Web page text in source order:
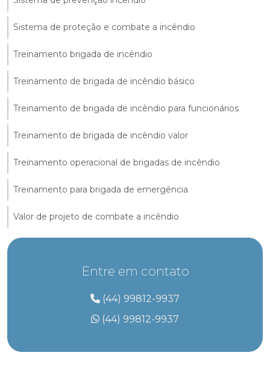
Sistema de proteção e combate a incêndio
Treinamento brigada de incêndio
Treinamento de brigada de incêndio básico
Treinamento de brigada de incêndio para funcionários
Treinamento de brigada de incêndio valor
Treinamento operacional de brigadas de incêndio
Treinamento para brigada de emergência
Valor de projeto de combate a incêndio
Entre em contato
(44) 99812-9937
(44) 99812-9937